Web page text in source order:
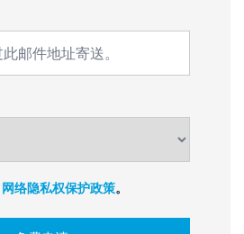
网络隐私权保护政策。